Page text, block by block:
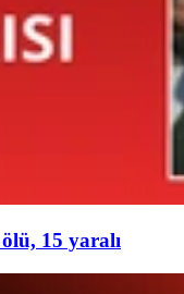
ölü, 15 yaralı